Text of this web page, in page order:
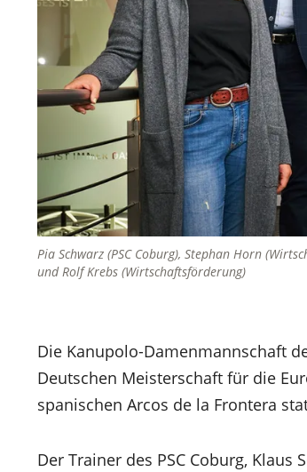
Pia Schwarz (PSC Coburg), Stephan Horn
und Rolf Krebs (Wirtschaftsförderung)
Die Kanupolo-Damenmannschaft
Deutschen Meisterschaft für die
spanischen Arcos de la Frontera
Der Trainer des PSC Coburg,